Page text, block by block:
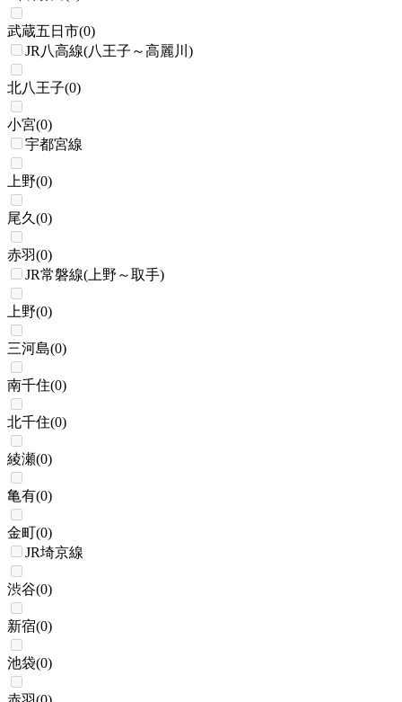
武蔵五日市(0)
JR八高線(八王子～高麗川)
北八王子(0)
小宮(0)
宇都宮線
上野(0)
尾久 (0)
赤羽(0)
JR常磐線(上野～取手)
上野(0)
三河島(0)
南千住(0)
北千住(0)
綾瀬(0)
亀有(0)
金町(0)
JR埼京線
渋谷(0)
新宿(0)
池袋(0)